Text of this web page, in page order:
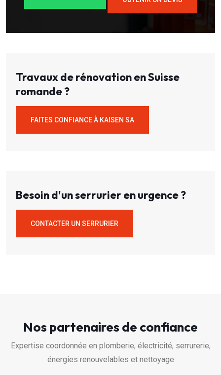
Travaux de rénovation en Suisse
romande ?
FAITES CONFIANCE À KAISEN SA
Besoin d'un serrurier en urgence ?
CONTACTER UN SERRURIER
Nos partenaires de confiance
Expertise coordonnée en plomberie, électricité, serrurerie,
énergies renouvelables et nettoyage